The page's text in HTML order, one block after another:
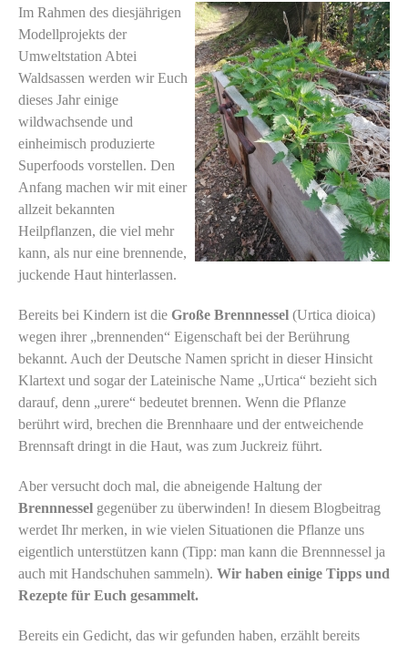
Im Rahmen des diesjährigen
Modellprojekts der
Umweltstation Abtei
Waldsassen werden wir Euch
dieses Jahr einige
wildwachsende und
einheimisch produzierte
Superfoods vorstellen. Den
Anfang machen wir mit einer
allzeit bekannten
Heilpflanzen, die viel mehr
kann, als nur eine brennende,
juckende Haut hinterlassen.
Bereits bei Kindern ist die Große Brennnessel (Urtica dioica)
wegen ihrer „brennenden“ Eigenschaft bei der Berührung
bekannt. Auch der Deutsche Namen spricht in dieser Hinsicht
Klartext und sogar der Lateinische Name „Urtica“ bezieht sich
darauf, denn „urere“ bedeutet brennen. Wenn die Pflanze
berührt wird, brechen die Brennhaare und der entweichende
Brennsaft dringt in die Haut, was zum Juckreiz führt.
Aber versucht doch mal, die abneigende Haltung der
Brennnessel gegenüber zu überwinden! In diesem Blogbeitrag
werdet Ihr merken, in wie vielen Situationen die Pflanze uns
eigentlich unterstützen kann (Tipp: man kann die Brennnessel ja
auch mit Handschuhen sammeln). Wir haben einige Tipps und
Rezepte für Euch gesammelt.
Bereits ein Gedicht, das wir gefunden haben, erzählt bereits